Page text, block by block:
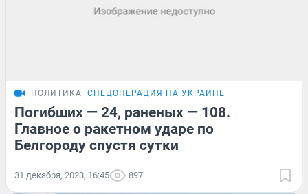
ПОЛИТИКА СПЕЦОПЕРАЦИЯ НА УКРАИНЕ
Погибших — 24, раненых — 108.
Главное о ракетном ударе по
Белгороду спустя сутки
31 декабря, 2023, 16:45 897